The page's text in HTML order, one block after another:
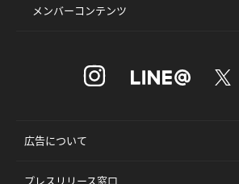
メンバーコンテンツ
広告について
プレスリリース窓口